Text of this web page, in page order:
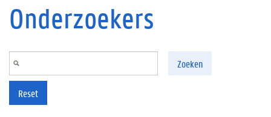
Onderzoekers
Zoeken
Reset